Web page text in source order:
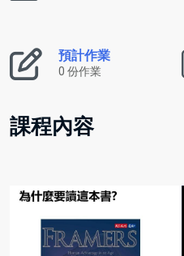
預計作業
0 份作業
課程內容